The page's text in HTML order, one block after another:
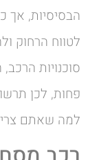
הבסיסיות, אך
לטווח הרחוק
סוכנויות
פחות, לכן
למה שאתם